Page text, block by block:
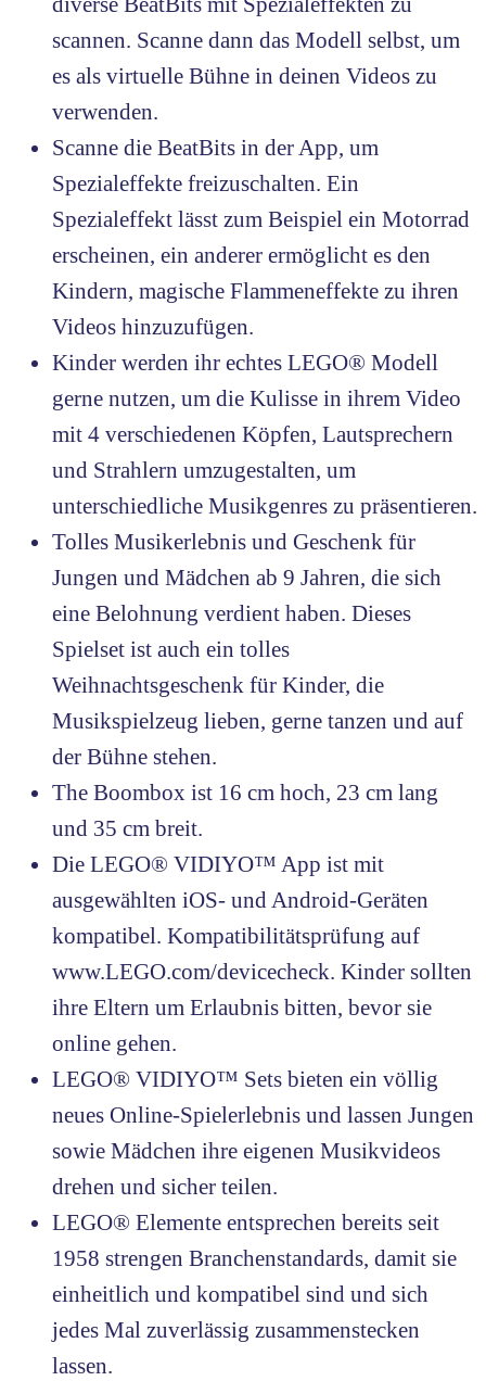
scannen. Scanne dann das Modell selbst, um
es als virtuelle Bühne in deinen Videos zu
verwenden.
Scanne die BeatBits in der App, um
Spezialeffekte freizuschalten. Ein
Spezialeffekt lässt zum Beispiel ein Motorrad
erscheinen, ein anderer ermöglicht es den
Kindern, magische Flammeneffekte zu ihren
Videos hinzuzufügen.
Kinder werden ihr echtes LEGO® Modell
gerne nutzen, um die Kulisse in ihrem Video
mit 4 verschiedenen Köpfen, Lautsprechern
und Strahlern umzugestalten, um
unterschiedliche Musikgenres zu präsentieren.
Tolles Musikerlebnis und Geschenk für
Jungen und Mädchen ab 9 Jahren, die sich
eine Belohnung verdient haben. Dieses
Spielset ist auch ein tolles
Weihnachtsgeschenk für Kinder, die
Musikspielzeug lieben, gerne tanzen und auf
der Bühne stehen.
The Boombox ist 16 cm hoch, 23 cm lang
und 35 cm breit.
Die LEGO® VIDIYO™ App ist mit
ausgewählten iOS- und Android-Geräten
kompatibel. Kompatibilitätsprüfung auf
www.LEGO.com/devicecheck. Kinder sollten
ihre Eltern um Erlaubnis bitten, bevor sie
online gehen.
LEGO® VIDIYO™ Sets bieten ein völlig
neues Online-Spielerlebnis und lassen Jungen
sowie Mädchen ihre eigenen Musikvideos
drehen und sicher teilen.
LEGO® Elemente entsprechen bereits seit
1958 strengen Branchenstandards, damit sie
einheitlich und kompatibel sind und sich
jedes Mal zuverlässig zusammenstecken
lassen.